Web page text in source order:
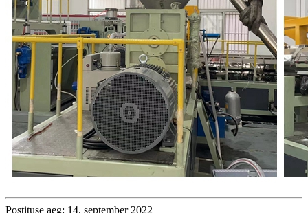
Postituse aeg: 14. september 2022